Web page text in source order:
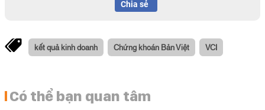
Chia sẻ
kết quả kinh doanh Chứng khoán Bản Việt VCI
Có thể bạn quan tâm